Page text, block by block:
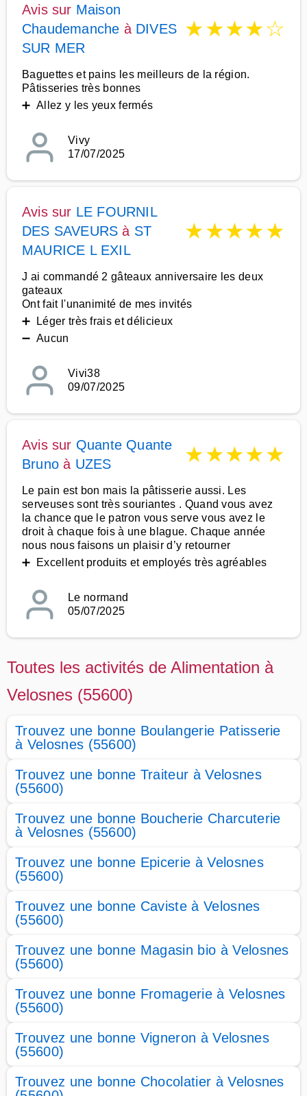
Avis sur Maison
Chaudemanche à DIVES
SUR MER
★★★★☆
Baguettes et pains les meilleurs de la région.
Pâtisseries très bonnes
➕ Allez y les yeux fermés
Vivy
17/07/2025
Avis sur LE FOURNIL
DES SAVEURS à ST
MAURICE L EXIL
★★★★★
J ai commandé 2 gâteaux anniversaire les deux
gateaux
Ont fait l'unanimité de mes invités
➕ Léger très frais et délicieux
➖ Aucun
Vivi38
09/07/2025
Avis sur Quante Quante
Bruno à UZES ★★★★★
Le pain est bon mais la pâtisserie aussi. Les
serveuses sont très souriantes . Quand vous avez
la chance que le patron vous serve vous avez le
droit à chaque fois à une blague. Chaque année
nous nous faisons un plaisir d’y retourner
➕ Excellent produits et employés très agréables
Le normand
05/07/2025
Toutes les activités de Alimentation à
Velosnes (55600)
Trouvez une bonne Boulangerie Patisserie
à Velosnes (55600)
Trouvez une bonne Traiteur à Velosnes
(55600)
Trouvez une bonne Boucherie Charcuterie
à Velosnes (55600)
Trouvez une bonne Epicerie à Velosnes
(55600)
Trouvez une bonne Caviste à Velosnes
(55600)
Trouvez une bonne Magasin bio à Velosnes
(55600)
Trouvez une bonne Fromagerie à Velosnes
(55600)
Trouvez une bonne Vigneron à Velosnes
(55600)
Trouvez une bonne Chocolatier à Velosnes